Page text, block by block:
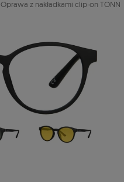
Oprawa z nakładkami clip-on